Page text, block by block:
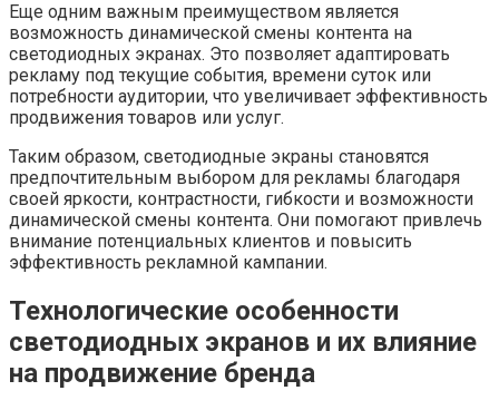
Еще одним важным преимуществом является
возможность динамической смены контента на
светодиодных экранах. Это позволяет адаптировать
рекламу под текущие события, времени суток или
потребности аудитории, что увеличивает эффективность
продвижения товаров или услуг.
Таким образом, светодиодные экраны становятся
предпочтительным выбором для рекламы благодаря
своей яркости, контрастности, гибкости и возможности
динамической смены контента. Они помогают привлечь
внимание потенциальных клиентов и повысить
эффективность рекламной кампании.
Технологические особенности
светодиодных экранов и их влияние
на продвижение бренда